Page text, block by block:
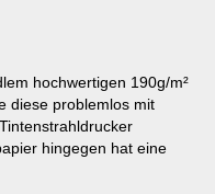
hochwertigen 190g/m²
diese problemlos mit
hingegen hat eine